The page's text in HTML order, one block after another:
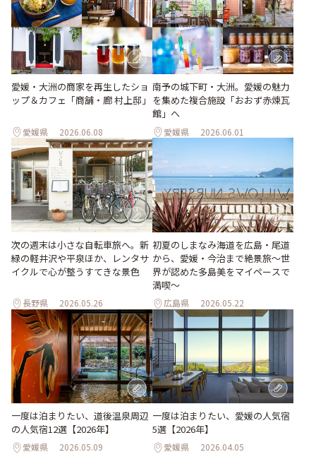
愛媛・大洲の商家を再生したショ
ップ＆カフェ「商舗・廊 村上邸」
愛媛県 2026.06.08
南予の城下町・大洲。愛媛の魅力
を集めた複合施設「おおず赤煉瓦
館」へ
愛媛県 2026.06.01
次の週末は小さな自転車旅へ。新
緑の軽井沢や平泉ほか、レンタサ
イクルで心が整うすてきな景色
長野県 2026.05.26
初夏のしまなみ海道を広島・尾道
から、愛媛・今治まで絶景旅〜世
界が認めた多島美をマイペースで
満喫〜
広島県 2026.05.22
一度は泊まりたい、道後温泉周辺
の人気宿12選【2026年】
愛媛県 2026.05.09
一度は泊まりたい、愛媛の人気宿
5選【2026年】
愛媛県 2026.04.05